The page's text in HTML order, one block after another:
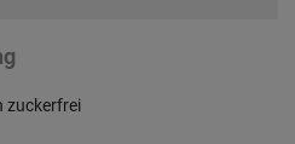
zuckerfrei